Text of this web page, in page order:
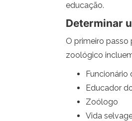
educação.
Determinar
O primeiro passo
zoológico
Educador
Zoólogo
Vida